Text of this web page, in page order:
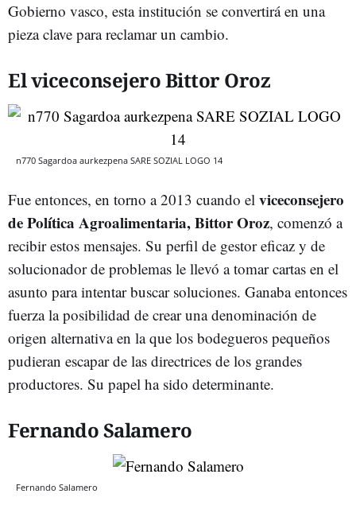
Gobierno vasco, esta institución se convertirá en una
pieza clave para reclamar un cambio.
El viceconsejero Bittor Oroz
n770 Sagardoa aurkezpena SARE SOZIAL LOGO 14
Fue entonces, en torno a 2013 cuando el viceconsejero
de Política Agroalimentaria, Bittor Oroz, comenzó a
recibir estos mensajes. Su perfil de gestor eficaz y de
solucionador de problemas le llevó a tomar cartas en el
asunto para intentar buscar soluciones. Ganaba entonces
fuerza la posibilidad de crear una denominación de
origen alternativa en la que los bodegueros pequeños
pudieran escapar de las directrices de los grandes
productores. Su papel ha sido determinante.
Fernando Salamero
Fernando Salamero